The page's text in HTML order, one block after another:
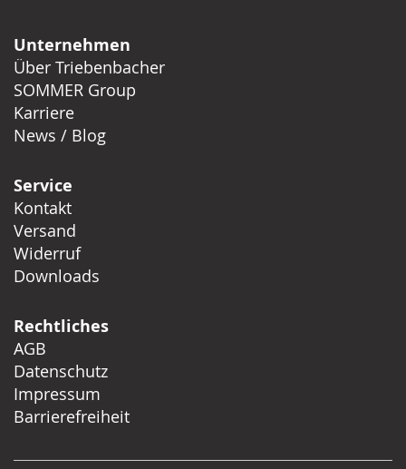
Unternehmen
Über Triebenbacher
SOMMER Group
Karriere
News / Blog
Service
Kontakt
Versand
Widerruf
Downloads
Rechtliches
AGB
Datenschutz
Impressum
Barrierefreiheit